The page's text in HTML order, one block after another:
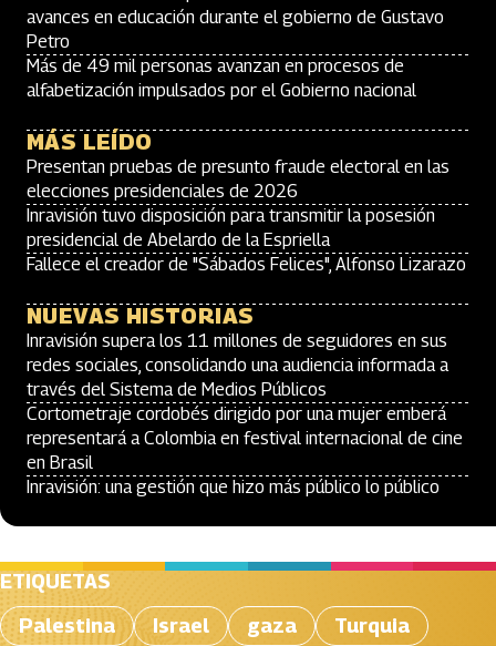
avances en educación durante el gobierno de Gustavo
Petro
Más de 49 mil personas avanzan en procesos de
alfabetización impulsados por el Gobierno nacional
MÁS LEÍDO
Presentan pruebas de presunto fraude electoral en las
elecciones presidenciales de 2026
Inravisión tuvo disposición para transmitir la posesión
presidencial de Abelardo de la Espriella
Fallece el creador de "Sábados Felices", Alfonso Lizarazo
NUEVAS HISTORIAS
Inravisión supera los 11 millones de seguidores en sus
redes sociales, consolidando una audiencia informada a
través del Sistema de Medios Públicos
Cortometraje cordobés dirigido por una mujer emberá
representará a Colombia en festival internacional de cine
en Brasil
Inravisión: una gestión que hizo más público lo público
ETIQUETAS
Palestina
Israel gaza Turquia